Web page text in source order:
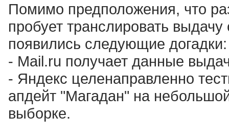
Помимо предположения, что
пробует транслировать
появились следующие догадки:
- Mail.ru получает данные
- Яндекс целенаправленно
апдейт "Магадан" на
выборке.